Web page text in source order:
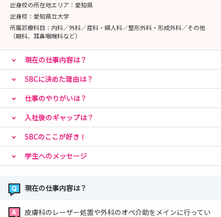
🌸29卒以降限定🌸
【Mission〈0〉】＼「看護師＝病院」だけじゃない！新
しいキャリアを知る／
【お仕事体験】美容看護師のお仕事をリアルに体験しよ
う！実際に脱毛照射や美容医療の看護を体験できます
🌸高校生限定🌸
【お仕事体験】美容看護師のお仕事をリアルに体験しよ
う！実際に脱毛照射や美容医療の看護を体験できます
イベントの詳細につきましては各予約ページよりご確認下
さい✨
出身校の所在地エリア： 愛知県
出身校： 愛知県立大学
所属診療科目： 内科／外科／産科・婦人科／整形外科・形成外科／その他
（眼科、耳鼻咽喉科など）
現在の仕事内容は？
SBCに決めた理由は？
仕事のやりがいは？
入社後のギャップは？
SBCのここが好き！
学生へのメッセージ
現在の仕事内容は？
皮膚科のレーザー処置や外科のオペ介助をメインに行ってい